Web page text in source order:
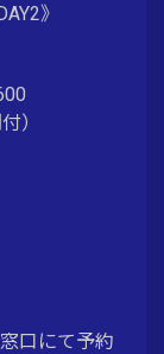
》
）
口にて予約